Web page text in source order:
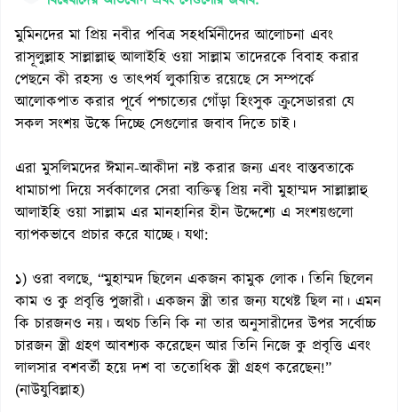
মুমিনদের মা প্রিয় নবীর পবিত্র সহধর্মিনীদের আলোচনা এবং
রাসূলুল্লাহ সাল্লাল্লাহু আলাইহি ওয়া সাল্লাম তাদেরকে বিবাহ করার
পেছনে কী রহস্য ও তাৎপর্য লুকায়িত রয়েছে সে সম্পর্কে
আলোকপাত করার পূর্বে পশ্চাত্যের গোঁড়া হিংসুক ক্রুসেডাররা যে
সকল সংশয় উস্কে দিচ্ছে সেগুলোর জবাব দিতে চাই।
এরা মুসলিমদের ঈমান-আকীদা নষ্ট করার জন্য এবং বাস্তবতাকে
ধামাচাপা দিয়ে সর্বকালের সেরা ব্যক্তিত্ব প্রিয় নবী মুহাম্মদ সাল্লাল্লাহু
আলাইহি ওয়া সাল্লাম এর মানহানির হীন উদ্দেশ্যে এ সংশয়গুলো
ব্যাপকভাবে প্রচার করে যাচ্ছে। যথা:
১) ওরা বলছে, “মুহাম্মদ ছিলেন একজন কামুক লোক। তিনি ছিলেন
কাম ও কু প্রবৃত্তি পুজারী। একজন স্ত্রী তার জন্য যথেষ্ট ছিল না। এমন
কি চারজনও নয়। অথচ তিনি কি না তার অনুসারীদের উপর সর্বোচ্চ
চারজন স্ত্রী গ্রহণ আবশ্যক করেছেন আর তিনি নিজে কু প্রবৃত্তি এবং
লালসার বশবর্তী হয়ে দশ বা ততোধিক স্ত্রী গ্রহণ করেছেন!”
(নাউযুবিল্লাহ)